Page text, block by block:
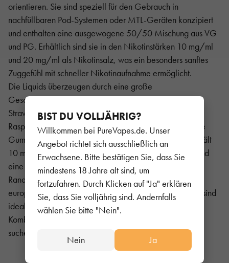
BIST DU VOLLJÄHRIG?
Willkommen bei PureVapes.de. Unser
Angebot richtet sich ausschließlich an
Erwachsene. Bitte bestätigen Sie, dass Sie
mindestens 18 Jahre alt sind, um
fortzufahren. Durch Klicken auf "Ja" erklären
Sie, dass Sie volljährig sind. Andernfalls
wählen Sie bitte "Nein".
Nein Ja
orientieren. Sie sind speziell für den Gebrauch in
nachfüllbaren Pod-Systemen oder MTL-Geräten konzipiert
und enthalten eine ausgewogene 50/50 Mischung aus VG
und PG. Erhältlich sind sie in den Nikotinstärken 10 mg/ml
und 20 mg/ml als Nikotinsalz, was ein besonders sanftes
Zuggefühl mit schneller Nikotinaufnahme ermöglicht.
Die Liquids überzeugen durch eine große
Geschmacksvielfalt – von fruchtigen Mischungen wie
Strawberry Watermelon Lemonade oder Blue Sour
Raspberry bis hin zu süßen und exotischen Varianten wie
Gummy Bear oder Strawberry Donut. Jede Flasche enthält
10 ml Liquid, was für mehrere Hundert Züge ausreicht und
eine praktische Alternative zu Einweggeräten darstellt.
RandM Liquids sind TPD-konform und entsprechen den
europäischen Standards für Sicherheit und Qualität. Sie sind
ideal für Dampfer, die ein starkes Aromaerlebnis in
Kombination mit einem handlichen und legalen Format
suchen.